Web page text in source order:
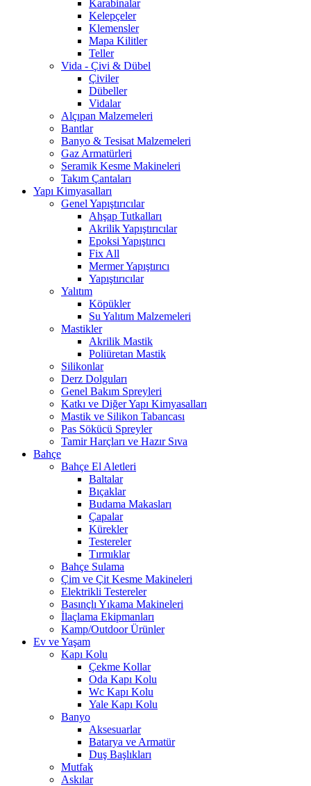
Karabinalar
Kelepçeler
Klemensler
Mapa Kilitler
Teller
Vida - Çivi & Dübel
Çiviler
Dübeller
Vidalar
Alçıpan Malzemeleri
Bantlar
Banyo & Tesisat Malzemeleri
Gaz Armatürleri
Seramik Kesme Makineleri
Takım Çantaları
Yapı Kimyasalları
Genel Yapıştırıcılar
Ahşap Tutkalları
Akrilik Yapıştırıcılar
Epoksi Yapıştırıcı
Fix All
Mermer Yapıştırıcı
Yapıştırıcılar
Yalıtım
Köpükler
Su Yalıtım Malzemeleri
Mastikler
Akrilik Mastik
Poliüretan Mastik
Silikonlar
Derz Dolguları
Genel Bakım Spreyleri
Katkı ve Diğer Yapı Kimyasalları
Mastik ve Silikon Tabancası
Pas Sökücü Spreyler
Tamir Harçları ve Hazır Sıva
Bahçe
Bahçe El Aletleri
Baltalar
Bıçaklar
Budama Makasları
Çapalar
Kürekler
Testereler
Tırmıklar
Bahçe Sulama
Çim ve Çit Kesme Makineleri
Elektrikli Testereler
Basınçlı Yıkama Makineleri
İlaçlama Ekipmanları
Kamp/Outdoor Ürünler
Ev ve Yaşam
Kapı Kolu
Çekme Kollar
Oda Kapı Kolu
Wc Kapı Kolu
Yale Kapı Kolu
Banyo
Aksesuarlar
Batarya ve Armatür
Duş Başlıkları
Mutfak
Askılar